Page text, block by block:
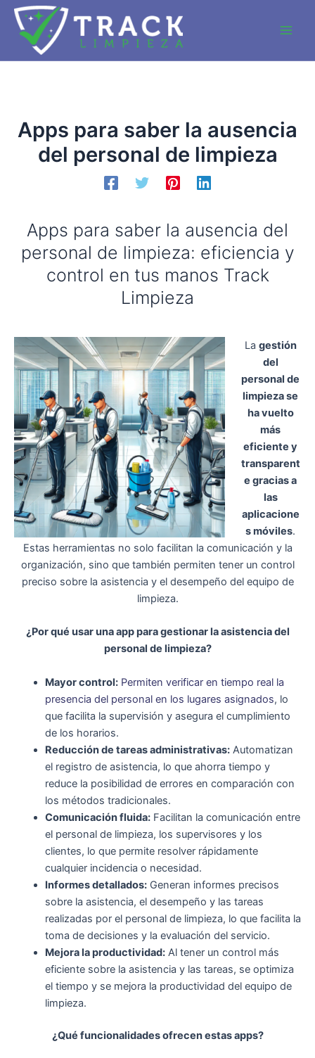
contenido
Apps para saber la ausencia
del personal de limpieza
Apps para saber la ausencia del
personal de limpieza: eficiencia y
control en tus manos Track
Limpieza
La gestión
del
personal de
limpieza se
ha vuelto
más
eficiente y
transparent
e gracias a
las
aplicacione
s móviles.
Estas herramientas no solo facilitan la comunicación y la
organización, sino que también permiten tener un control
preciso sobre la asistencia y el desempeño del equipo de
limpieza.
¿Por qué usar una app para gestionar la asistencia del
personal de limpieza?
Mayor control: Permiten verificar en tiempo real la
presencia del personal en los lugares asignados, lo
que facilita la supervisión y asegura el cumplimiento
de los horarios.
Reducción de tareas administrativas:Automatizan
el registro de asistencia, lo que ahorra tiempo y
reduce la posibilidad de errores en comparación con
los métodos tradicionales.
Comunicación fluida:Facilitan la comunicación entre
el personal de limpieza, los supervisores y los
clientes, lo que permite resolver rápidamente
cualquier incidencia o necesidad.
Informes detallados:Generan informes precisos
sobre la asistencia, el desempeño y las tareas
realizadas por el personal de limpieza, lo que facilita la
toma de decisiones y la evaluación del servicio.
Mejora la productividad:Al tener un control más
eficiente sobre la asistencia y las tareas, se optimiza
el tiempo y se mejora la productividad del equipo de
limpieza.
¿Qué funcionalidades ofrecen estas apps?